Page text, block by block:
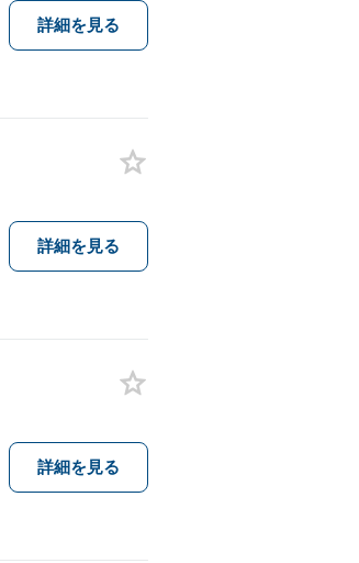
詳細を見る
詳細を見る
詳細を見る